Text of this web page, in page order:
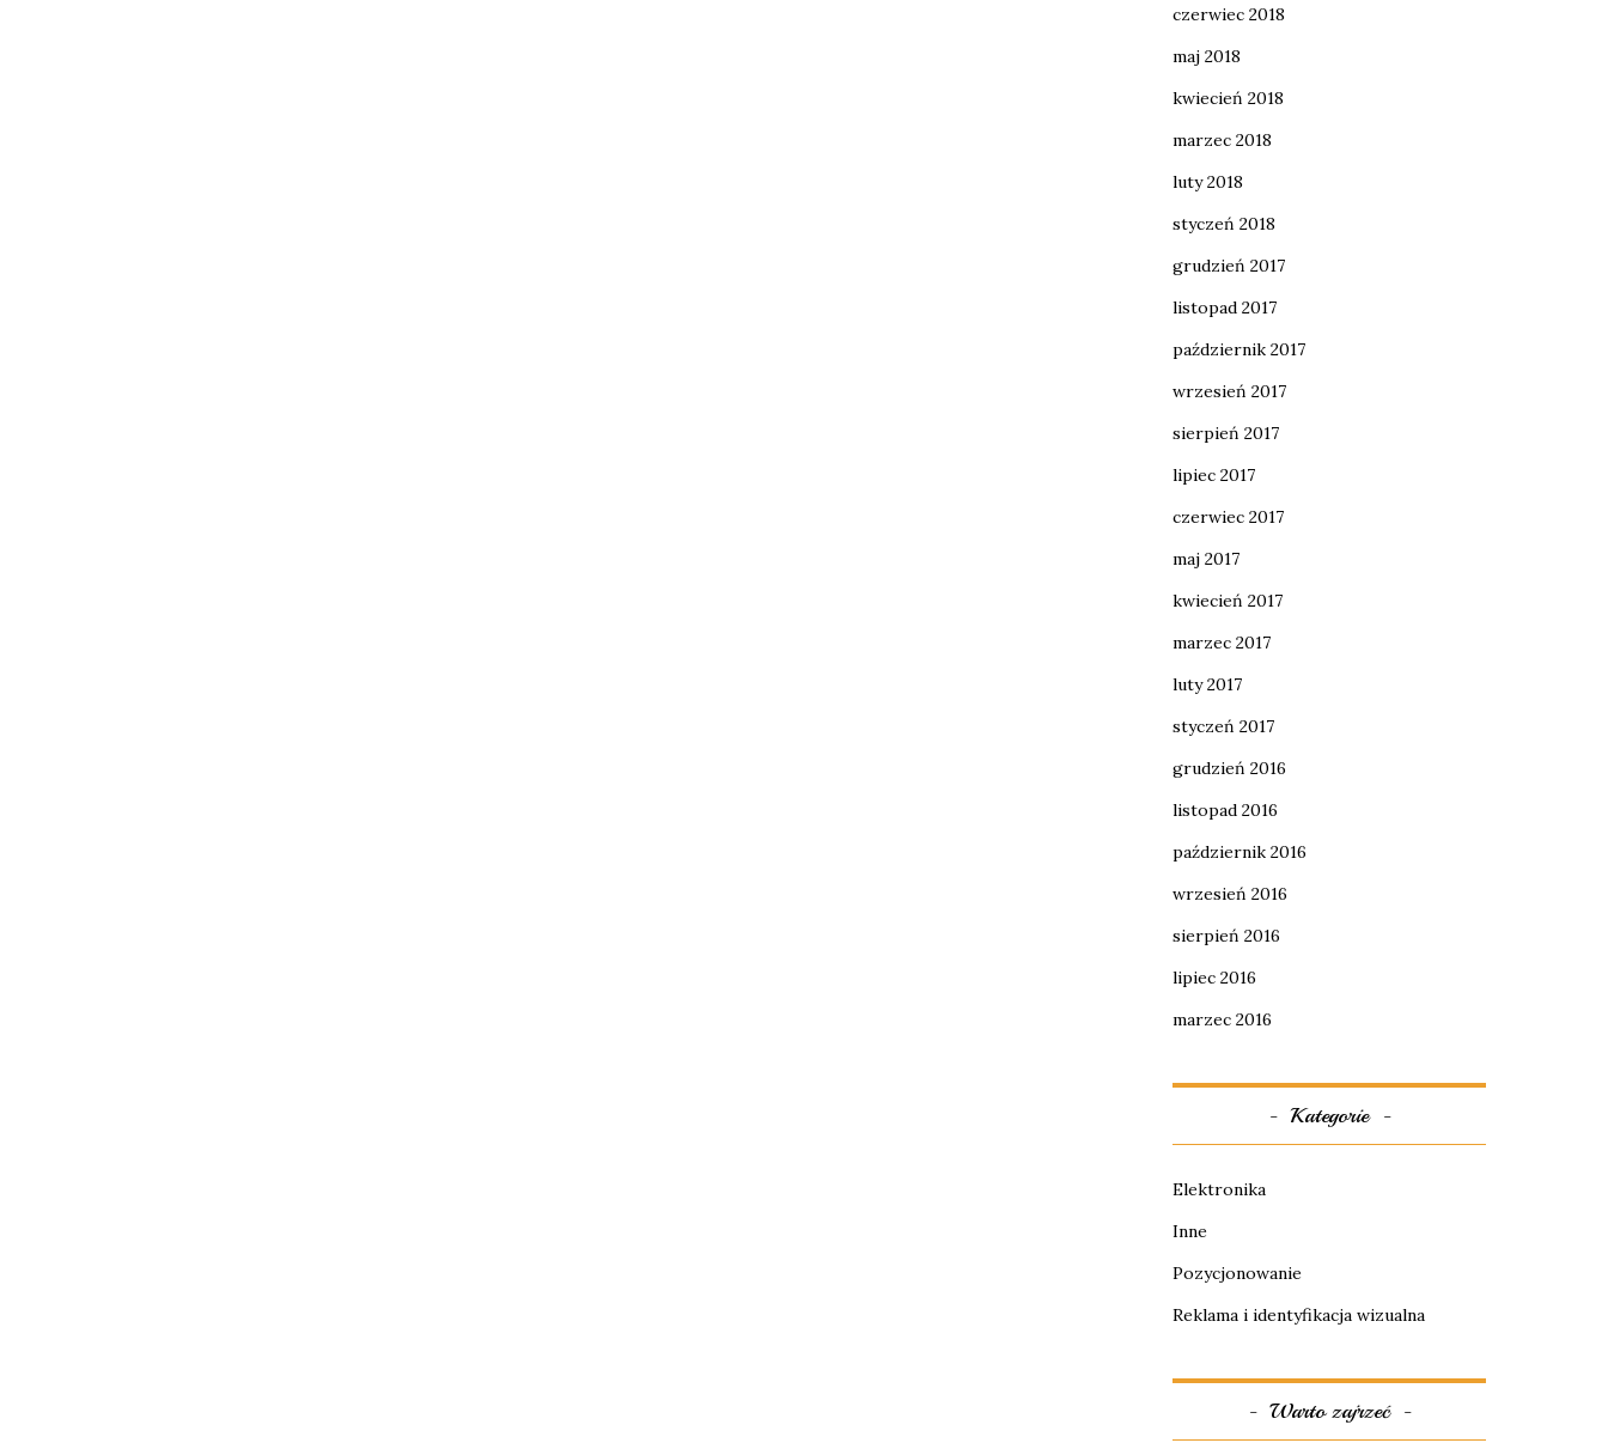
czerwiec 2018
maj 2018
kwiecień 2018
marzec 2018
luty 2018
styczeń 2018
grudzień 2017
listopad 2017
październik 2017
wrzesień 2017
sierpień 2017
lipiec 2017
czerwiec 2017
maj 2017
kwiecień 2017
marzec 2017
luty 2017
styczeń 2017
grudzień 2016
listopad 2016
październik 2016
wrzesień 2016
sierpień 2016
lipiec 2016
marzec 2016
Kategorie
Elektronika
Inne
Pozycjonowanie
Reklama i identyfikacja wizualna
Warto zajrzeć